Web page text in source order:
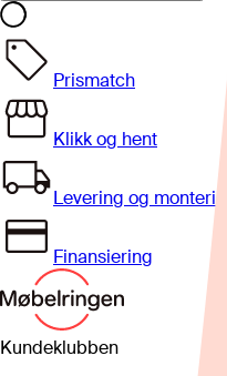
Prismatch
Klikk og hent
Levering og montering
Finansiering
Kundeklubben